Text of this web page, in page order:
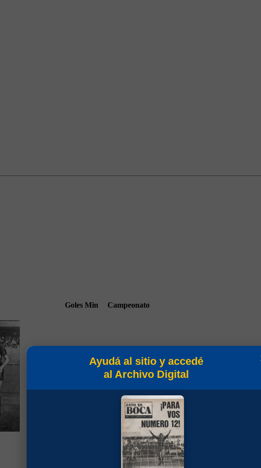
Goles Min Campeonato
(1) 90 Campeonato 1948
Ayudá al sitio y accedé
al Archivo Digital